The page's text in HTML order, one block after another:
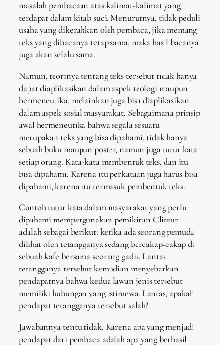
masalah pembacaan atas kalimat-kalimat yang
terdapat dalam kitab suci. Menurutnya, tidak peduli
usaha yang dikerahkan oleh pembaca, jika memang
teks yang dibacanya tetap sama, maka hasil bacanya
juga akan selalu sama.
Namun, teorinya tentang teks tersebut tidak hanya
dapat diaplikasikan dalam aspek teologi maupun
hermeneutika, melainkan juga bisa diaplikasikan
dalam aspek sosial masyarakat. Sebagaimana prinsip
awal hermeneutika bahwa segala sesuatu
merupakan teks yang bisa dipahami, tidak hanya
sebuah buku maupun poster, namun juga tutur kata
setiap orang. Kata-kata membentuk teks, dan itu
bisa dipahami. Karena itu perkataan juga harus bisa
dipahami, karena itu termasuk pembentuk teks.
Contoh tutur kata dalam masyarakat yang perlu
dipahami mempergunakan pemikiran Cliteur
adalah sebagai berikut: ketika ada seorang pemuda
dilihat oleh tetangganya sedang bercakap-cakap di
sebuah kafe bersama seorang gadis. Lantas
tetangganya tersebut kemudian menyebarkan
pendapatnya bahwa kedua lawan jenis tersebut
memiliki hubungan yang istimewa. Lantas, apakah
pendapat tetangganya tersebut salah?
Jawabannya tentu tidak. Karena apa yang menjadi
pendapat dari pembaca adalah apa yang berhasil